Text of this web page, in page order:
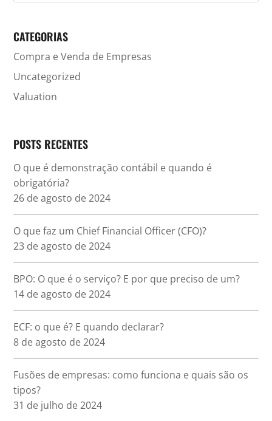
CATEGORIAS
Compra e Venda de Empresas
Uncategorized
Valuation
POSTS RECENTES
O que é demonstração contábil e quando é
obrigatória?
26 de agosto de 2024
O que faz um Chief Financial Officer (CFO)?
23 de agosto de 2024
BPO: O que é o serviço? E por que preciso de um?
14 de agosto de 2024
ECF: o que é? E quando declarar?
8 de agosto de 2024
Fusões de empresas: como funciona e quais são os
tipos?
31 de julho de 2024